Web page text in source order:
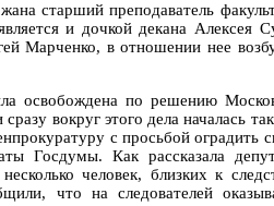
старший преподаватель
и дочкой декана Алексея
Марченко, в отношении нее
освобождена по решению
вокруг этого дела началась
с просьбой оградить
Госдумы. Как рассказала
человек, близких к
что на следователей